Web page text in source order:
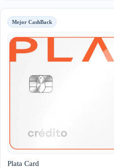
Mejor CashBack
Plata Card